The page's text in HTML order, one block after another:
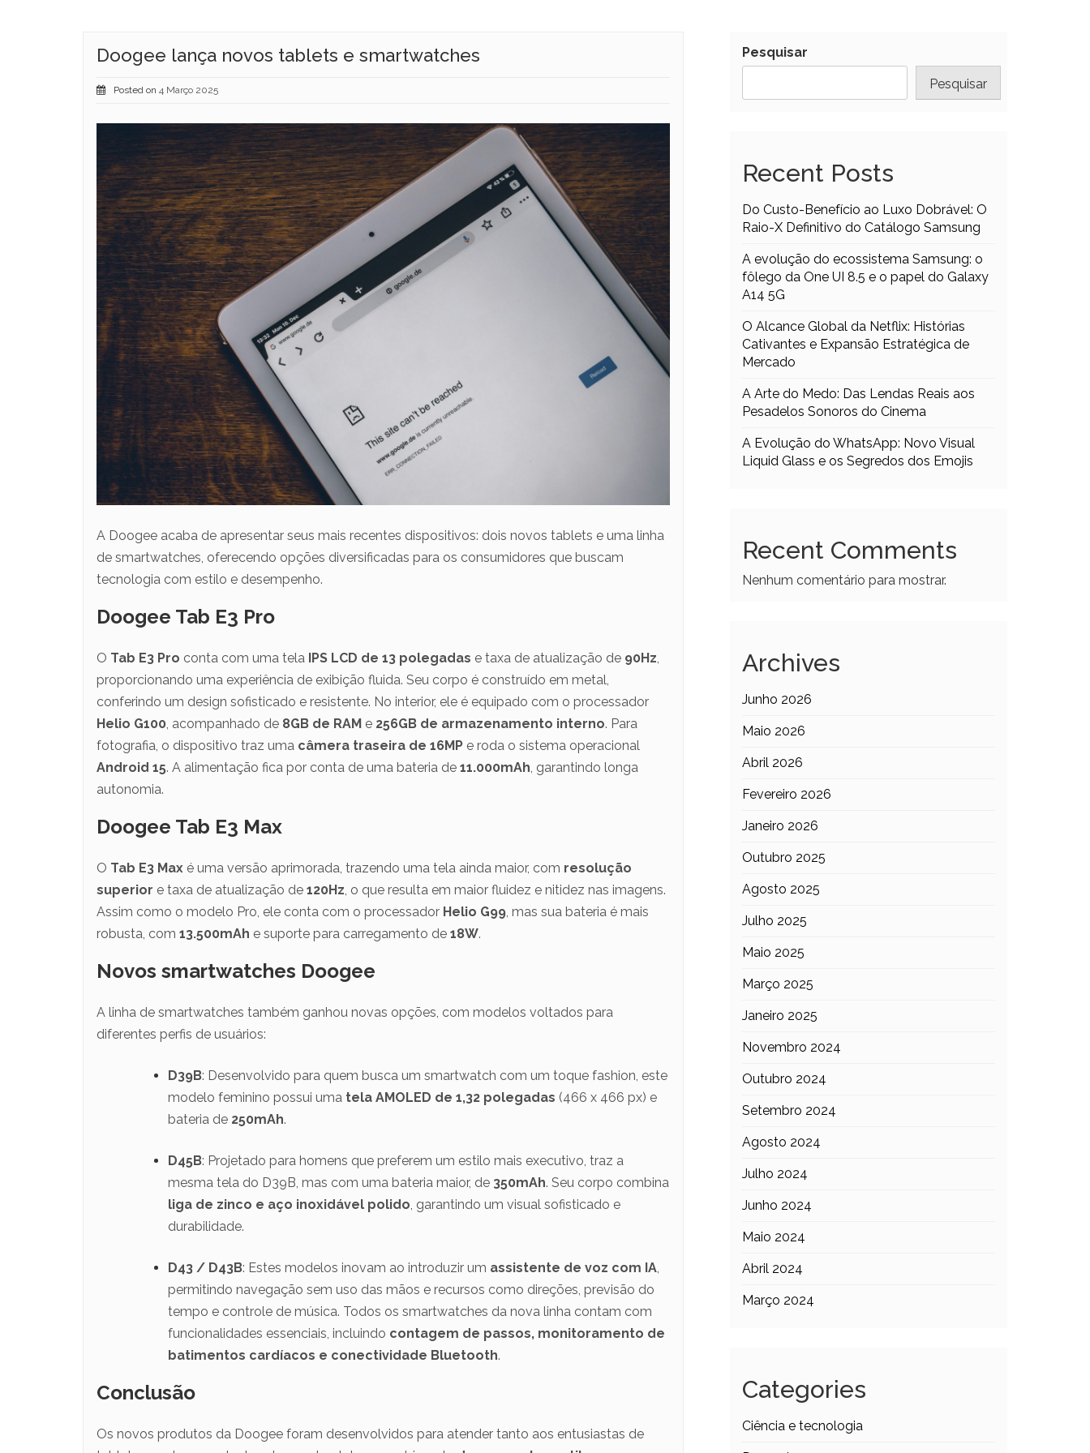
Doogee lança novos tablets e smartwatches
Posted on 4 Março 2025
A Doogee acaba de apresentar seus mais recentes dispositivos: dois novos tablets e uma linha
de smartwatches, oferecendo opções diversificadas para os consumidores que buscam
tecnologia com estilo e desempenho.
Doogee Tab E3 Pro
O Tab E3 Pro conta com uma tela IPS LCD de 13 polegadas e taxa de atualização de 90Hz,
proporcionando uma experiência de exibição fluida. Seu corpo é construído em metal,
conferindo um design sofisticado e resistente. No interior, ele é equipado com o processador
Helio G100, acompanhado de 8GB de RAM e 256GB de armazenamento interno. Para
fotografia, o dispositivo traz uma câmera traseira de 16MP e roda o sistema operacional
Android 15. A alimentação fica por conta de uma bateria de 11.000mAh, garantindo longa
autonomia.
Doogee Tab E3 Max
O Tab E3 Max é uma versão aprimorada, trazendo uma tela ainda maior, com resolução
superior e taxa de atualização de 120Hz, o que resulta em maior fluidez e nitidez nas imagens.
Assim como o modelo Pro, ele conta com o processador Helio G99, mas sua bateria é mais
robusta, com 13.500mAh e suporte para carregamento de 18W.
Novos smartwatches Doogee
A linha de smartwatches também ganhou novas opções, com modelos voltados para
diferentes perfis de usuários:
D39B: Desenvolvido para quem busca um smartwatch com um toque fashion, este
modelo feminino possui uma tela AMOLED de 1,32 polegadas (466 x 466 px) e
bateria de 250mAh.
D45B: Projetado para homens que preferem um estilo mais executivo, traz a
mesma tela do D39B, mas com uma bateria maior, de 350mAh. Seu corpo combina
liga de zinco e aço inoxidável polido, garantindo um visual sofisticado e
durabilidade.
D43 / D43B: Estes modelos inovam ao introduzir um assistente de voz com IA,
permitindo navegação sem uso das mãos e recursos como direções, previsão do
tempo e controle de música. Todos os smartwatches da nova linha contam com
funcionalidades essenciais, incluindo contagem de passos, monitoramento de
batimentos cardíacos e conectividade Bluetooth.
Conclusão
Os novos produtos da Doogee foram desenvolvidos para atender tanto aos entusiastas de
Pesquisar
Pesquisar
Recent Posts
Do Custo-Benefício ao Luxo Dobrável: O
Raio-X Definitivo do Catálogo Samsung
A evolução do ecossistema Samsung: o
fôlego da One UI 8.5 e o papel do Galaxy
A14 5G
O Alcance Global da Netflix: Histórias
Cativantes e Expansão Estratégica de
Mercado
A Arte do Medo: Das Lendas Reais aos
Pesadelos Sonoros do Cinema
A Evolução do WhatsApp: Novo Visual
Liquid Glass e os Segredos dos Emojis
Recent Comments
Nenhum comentário para mostrar.
Archives
Junho 2026
Maio 2026
Abril 2026
Fevereiro 2026
Janeiro 2026
Outubro 2025
Agosto 2025
Julho 2025
Maio 2025
Março 2025
Janeiro 2025
Novembro 2024
Outubro 2024
Setembro 2024
Agosto 2024
Julho 2024
Junho 2024
Maio 2024
Abril 2024
Março 2024
Categories
Ciência e tecnologia